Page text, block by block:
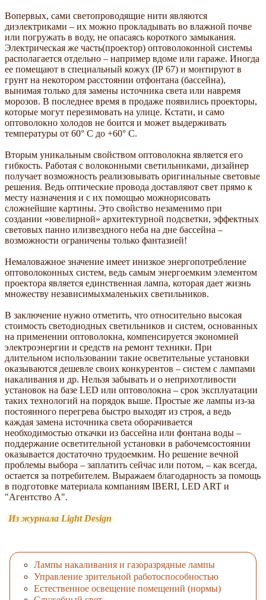
Вопервых, сами светопроводящие нити являются
диэлектриками – их можно прокладывать во влажной почве
или погружать в воду, не опасаясь короткого замыкания.
Электрическая же часть(проектор) оптоволоконной системы
располагается отдельно – например вдоме или гараже. Иногда
ее помещают в специальный кожух (IР 67) и монтируют в
грунт на некотором расстоянии отфонтана (бассейна),
вынимая только для замены источника света или навремя
морозов. В последнее время в продаже появились проекторы,
которые могут перезимовать на улице. Кстати, и само
оптоволокно холодов не боится и может выдерживать
температуры от 60° С до +60° С.
Вторым уникальным свойством оптоволокна является его
гибкость. Работая с волоконными светильниками, дизайнер
получает возможность реализовывать оригинальные световые
решения. Ведь оптические провода доставляют свет прямо к
месту назначения и с их помощью можнорисовать
сложнейшие картины. Это свойство незаменимо при
создании «ювелирной» архитектурной подсветки, эффектных
световых панно илизвездного неба на дне бассейна –
возможности ограничены только фантазией!
Немаловажное значение имеет инизкое энергопотребление
оптоволоконных систем, ведь самым энергоемким элементом
проектора является единственная лампа, которая дает жизнь
множеству независимыхмаленьких светильников.
В заключение нужно отметить, что относительно высокая
стоимость светодиодных светильников и систем, основанных
на применении оптоволокна, компенсируется экономией
электроэнергии и средств на ремонт техники. При
длительном использовании такие осветительные установки
оказываются дешевле своих конкурентов – систем с лампами
накаливания и др. Нельзя забывать и о неприхотливости
установок на базе LED или оптоволокна – срок эксплуатации
таких технологий на порядок выше. Простые же лампы из-за
постоянного перегрева быстро выходят из строя, а ведь
каждая замена источника света оборачивается
необходимостью откачки из бассейна или фонтана воды –
поддержание осветительной установки в рабочемсостоянии
оказывается достаточно трудоемким. Но решение вечной
проблемы выбора – заплатить сейчас или потом, – как всегда,
остается за потребителем. Выражаем благодарность за помощь
в подготовке материала компаниям IBERI, LED ART и
"Агентство А".
Из журнала Light Design
Лампы накаливания и газоразрядные лампы
Управление зрительной работоспособностью
Естественное освещение помещений (нормы)